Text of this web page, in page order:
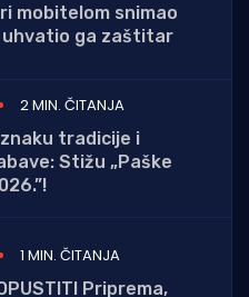
mobitelom snimao
uhvatio ga zaštitar
2 MIN. ČITANJA
tradicije i
Stižu „Paške
1 MIN. ČITANJA
Priprema,